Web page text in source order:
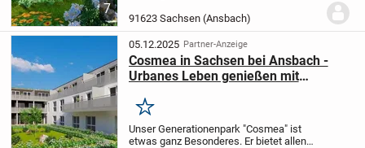
7
selbstbestimmtes Leben brauchen, egal
ob zu zweit oder alleine.Moderne und
gelungene Wohnungsgru...
91623 Sachsen (Ansbach)
05.12.2025 Partner-Anzeige
Cosmea in Sachsen bei Ansbach -
Urbanes Leben genießen mit
Merken
Unser Generationenpark "Cosmea" ist
etwas ganz Besonderes. Er bietet allen